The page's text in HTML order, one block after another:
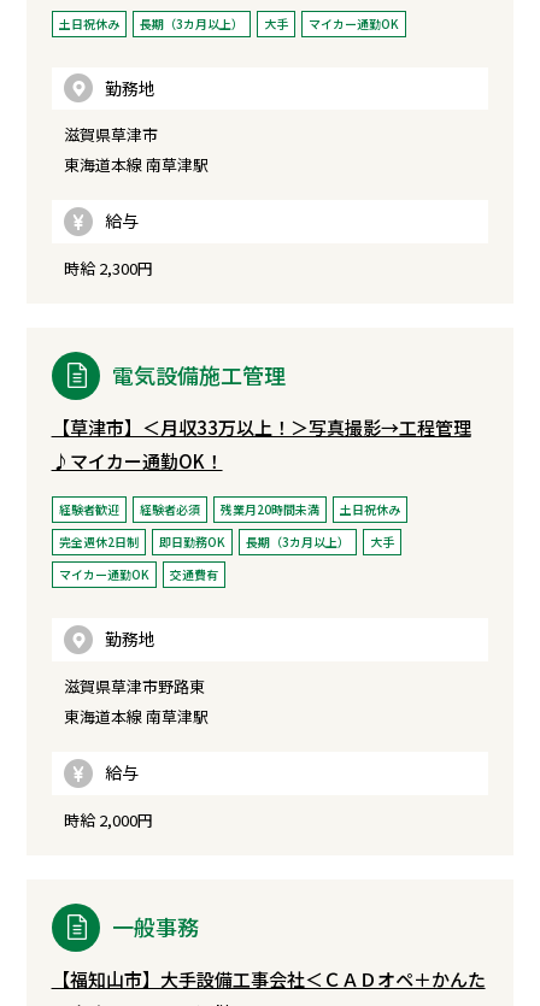
土日祝休み 長期（3カ月以上） 大手 マイカー通勤OK
勤務地
滋賀県草津市
東海道本線 南草津駅
給与
時給 2,300円
電気設備施工管理
【草津市】＜月収33万以上！＞写真撮影→工程管理
♪マイカー通勤OK！
経験者歓迎 経験者必須 残業月20時間未満
土日祝休み
完全週休2日制
即日勤務OK 長期（3カ月以上）
大手
マイカー通勤OK
交通費有
勤務地
滋賀県草津市野路東
東海道本線 南草津駅
給与
時給 2,000円
一般事務
【福知山市】大手設備工事会社＜ＣＡＤオペ＋かんた